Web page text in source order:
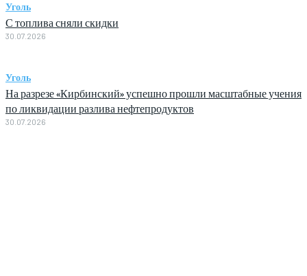
Уголь
С топлива сняли скидки
30.07.2026
Уголь
На разрезе «Кирбинский» успешно прошли масштабные учения
по ликвидации разлива нефтепродуктов
30.07.2026